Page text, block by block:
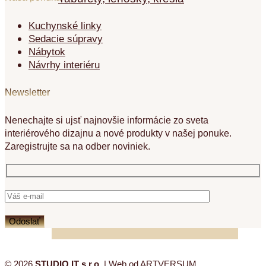
Kuchynské linky
Sedacie súpravy
Nábytok
Návrhy interiéru
Newsletter
Nenechajte si ujsť najnovšie informácie zo sveta
interiérového dizajnu a nové produkty v našej ponuke.
Zaregistrujte sa na odber noviniek.
© 2026 STUDIO.IT s.r.o. | Web odARTVERSUM